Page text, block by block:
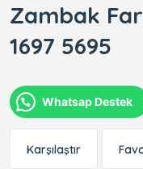
Zambak
1697 5695
Whatsap Destek
Karşılaştır